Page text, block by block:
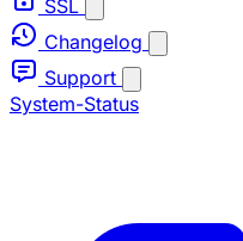
SSL
Changelog
Support
System-Status